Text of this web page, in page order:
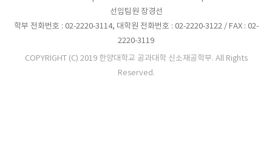
선임팀원 장경선
학부 전화번호 : 02-2220-3114, 대학원 전화번호 : 02-2220-3122 / FAX : 02-
2220-3119
COPYRIGHT (C) 2019 한양대학교 공과대학 신소재공학부. All Rights
Reserved.